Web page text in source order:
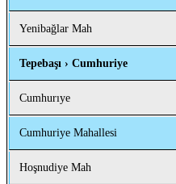
Yenibağlar Mah
Tepebaşı › Cumhuriye
Cumhurıye
Cumhuriye Mahallesi
Hoşnudiye Mah